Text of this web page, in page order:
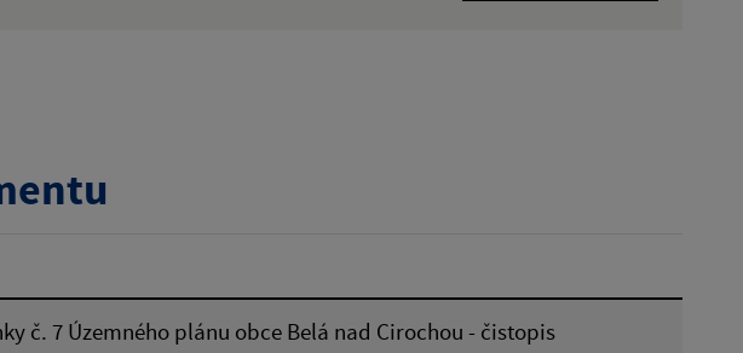
č. 7 Územného plánu obce Belá nad Cirochou - čistopis